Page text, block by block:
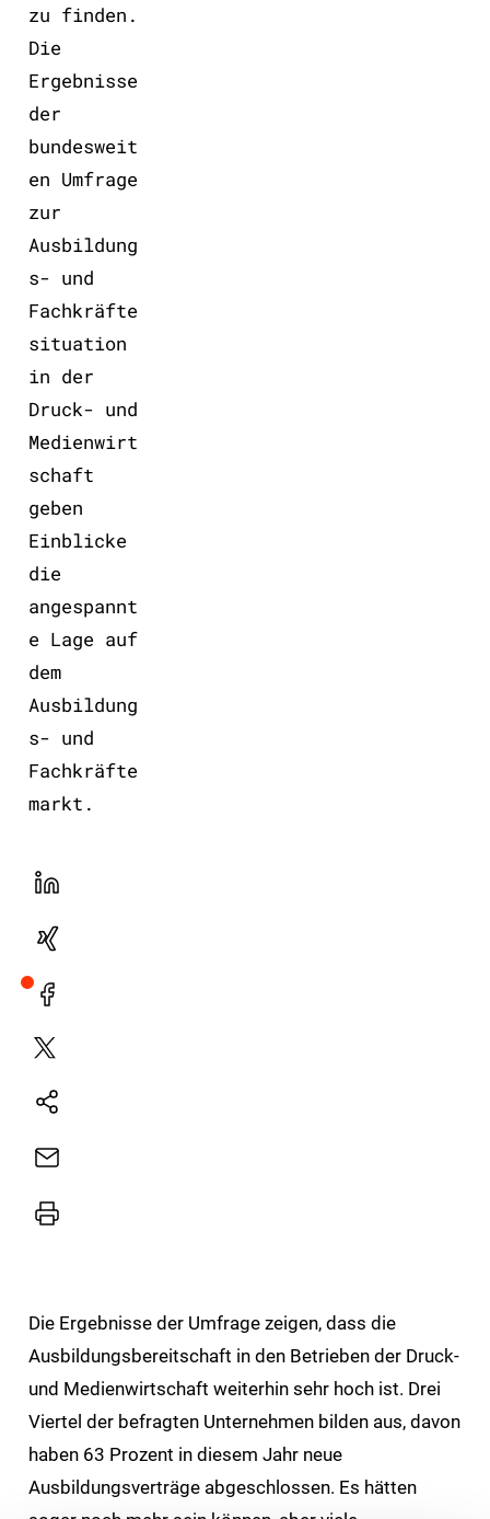
zu finden.
Die
Ergebnisse
der
bundesweit
en Umfrage
zur
Ausbildung
s- und
Fachkräfte
situation
in der
Druck- und
Medienwirt
schaft
geben
Einblicke
die
angespannt
e Lage auf
dem
Ausbildung
s- und
Fachkräfte
markt.
LinekdIn
Xing
Facebook
Plattform
Natives
E-
Drucker
Die Ergebnisse der Umfrage zeigen, dass die
Ausbildungsbereitschaft in den Betrieben der Druck-
und Medienwirtschaft weiterhin sehr hoch ist. Drei
Viertel der befragten Unternehmen bilden aus, davon
haben 63 Prozent in diesem Jahr neue
Ausbildungsverträge abgeschlossen. Es hätten